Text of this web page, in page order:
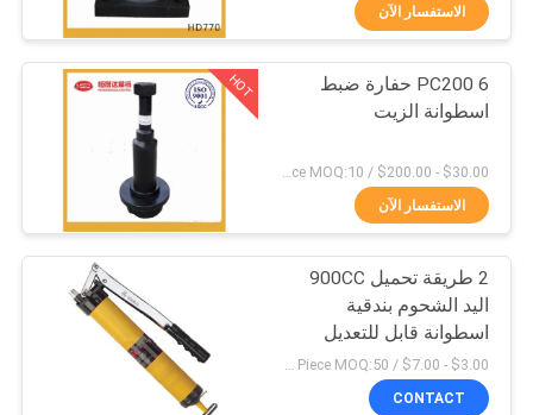
مراقبة
الجودة
اتصل
اطلب
اقتباس
القواطع الجانبية دلو
حفارة
158
41
الاستفسار الآن
HOT
PC200 6 حفارة ضبط
اسطوانة الزيت
الاستفسار الآن
2 طريقة تحميل 900CC
اليد الشحوم بندقية
اسطوانة قابل للتعديل
$3.00 - $7.00 / Piece MOQ:50 قطعة / قطع
CONTACT